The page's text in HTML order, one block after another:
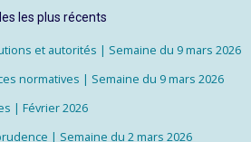
les plus récents
et autorités | Semaine du 9 mars 2026
normatives | Semaine du 9 mars 2026
| Février 2026
| Semaine du 2 mars 2026